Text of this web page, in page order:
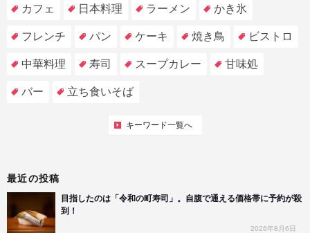
カフェ 日本料理 ラーメン かき氷
フレンチ パン ケーキ 焼き鳥 ビストロ
中華料理 寿司 スープカレー 甘味処
バー 立ち食いそば
キーワード一覧へ
最近の投稿
目指したのは「令和の町寿司」。自腹で通える価格帯に予約が殺
到！
2026年8月6日